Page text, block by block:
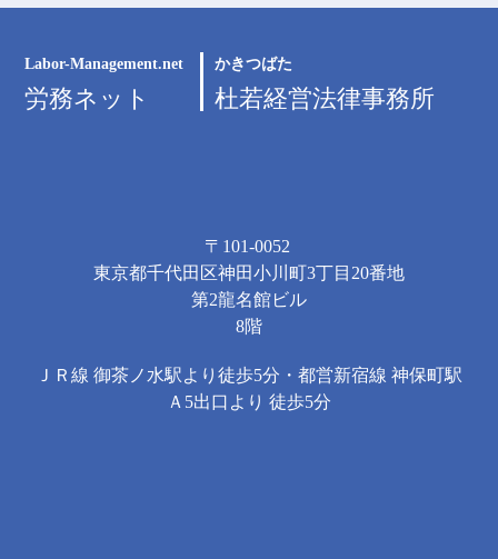
Labor-Management.net
労務ネット
かきつばた
杜若経営法律事務所
〒101-0052
東京都千代田区神田小川町3丁目20番地
第2龍名館ビル
8階
ＪＲ線 御茶ノ水駅より徒歩5分・都営新宿線 神保町駅
Ａ5出口より 徒歩5分